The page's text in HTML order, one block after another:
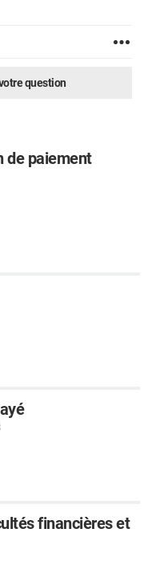
question
de paiement
financières et